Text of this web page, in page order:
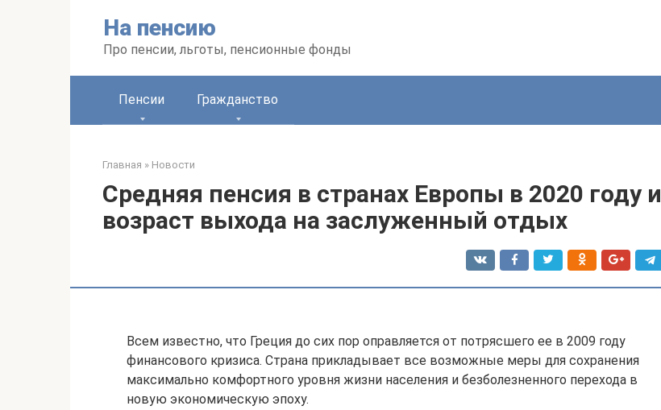
На пенсию
Про пенсии, льготы, пенсионные фонды
Пенсии Гражданство
Главная » Новости
Средняя пенсия в странах Европы в 2020 году и
возраст выхода на заслуженный отдых
Всем известно, что Греция до сих пор оправляется от потрясшего ее в 2009 году
финансового кризиса. Страна прикладывает все возможные меры для сохранения
максимально комфортного уровня жизни населения и безболезненного перехода в
новую экономическую эпоху.